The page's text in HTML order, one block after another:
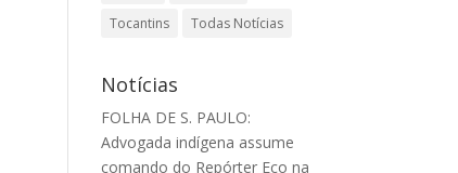
Tocantins
Todas Notícias
Notícias
FOLHA DE S. PAULO:
Advogada indígena assume
comando do Repórter Eco na